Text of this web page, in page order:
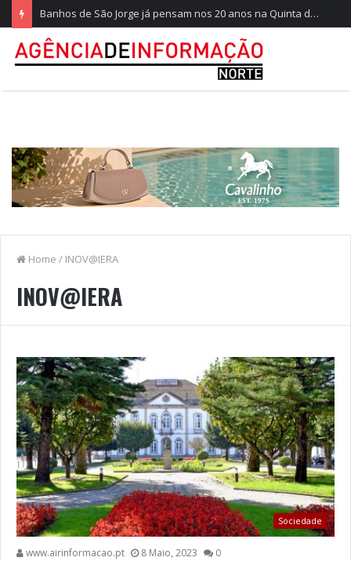
Banhos de São Jorge já pensam nos 20 anos na Quinta do Castelo
Home / INOV@IERA
INOV@IERA
Sociedade
www.airinformacao.pt 8 Maio, 2023 0